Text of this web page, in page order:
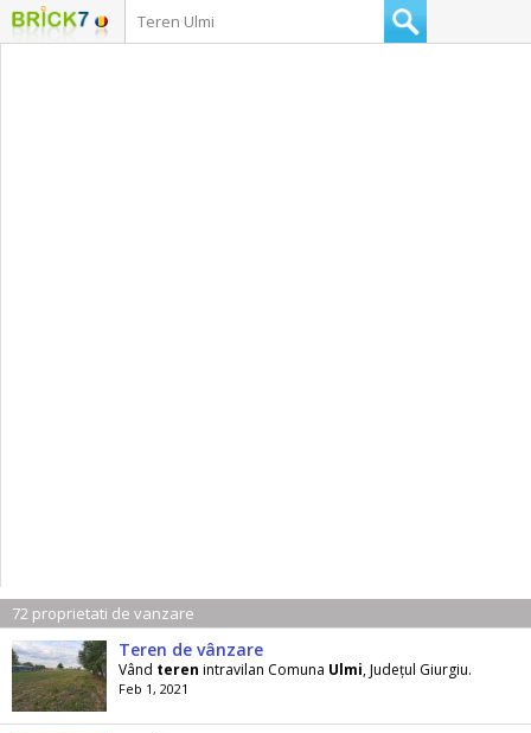
72 proprietati de vanzare
Teren de vânzare
Vând teren intravilan Comuna Ulmi, Județul Giurgiu.
Feb 1, 2021